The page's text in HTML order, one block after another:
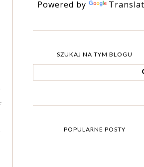
Powered by
SZUKAJ NA TYM BLOGU
POPULARNE POSTY